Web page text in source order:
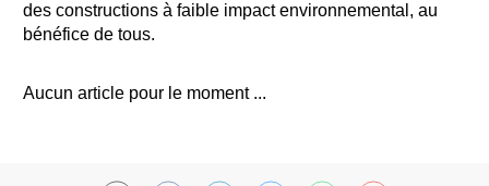
des constructions à faible impact environnemental, au
bénéfice de tous.
Aucun article pour le moment ...